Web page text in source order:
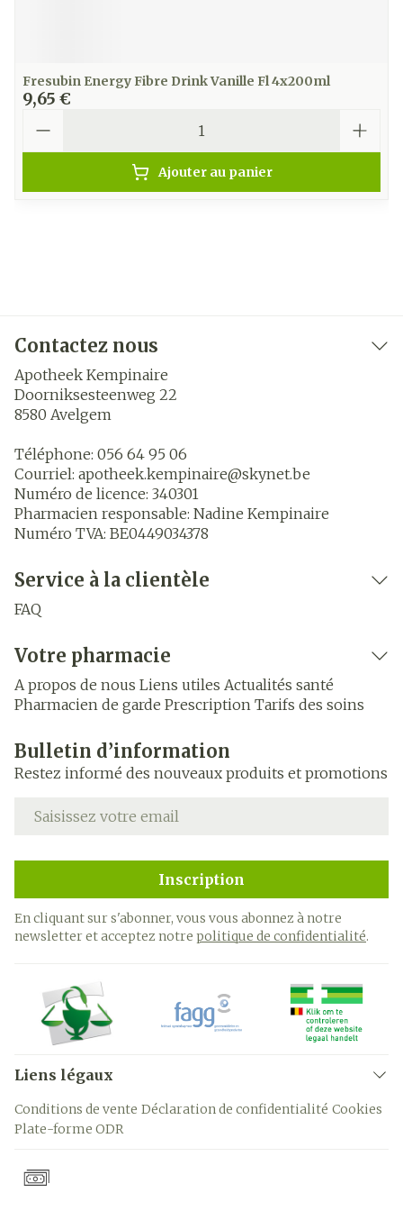
Fresubin Energy Fibre Drink Vanille Fl 4x200ml
9,65 €
Ajouter au panier
Contactez nous
Apotheek Kempinaire
Doorniksesteenweg 22
8580 Avelgem
Téléphone: 056 64 95 06
Courriel: apotheek.kempinaire@skynet.be
Numéro de licence: 340301
Pharmacien responsable: Nadine Kempinaire
Numéro TVA: BE0449034378
Service à la clientèle
FAQ
Votre pharmacie
A propos de nous Liens utiles Actualités santé
Pharmacien de garde Prescription Tarifs des soins
Bulletin d’information
Restez informé des nouveaux produits et promotions
Adresse mail
Inscription
En cliquant sur s'abonner, vous vous abonnez à notre
newsletter et acceptez notre politique de confidentialité.
Liens légaux
Conditions de vente Déclaration de confidentialité Cookies
Plate-forme ODR